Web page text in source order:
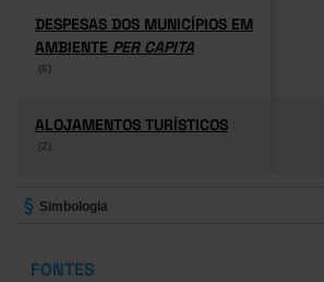
DESPESAS DOS MUNICÍPIOS EM
AMBIENTE PER CAPITA
(6)
DESPESAS DOS MUNICÍPIOS EM
AMBIENTE PER CAPITA
(6)
ALOJAMENTOS TURÍSTICOS
(2)
ALOJAMENTOS TURÍSTICOS
(2)
Simbologia
FONTES